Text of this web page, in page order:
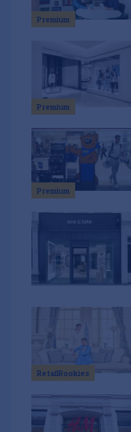
Premium
Premium
Premium
RetailRookies